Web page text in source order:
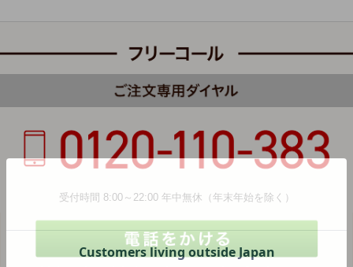
受付時間 8:00～22:00 年中無休（年末年始を除く）